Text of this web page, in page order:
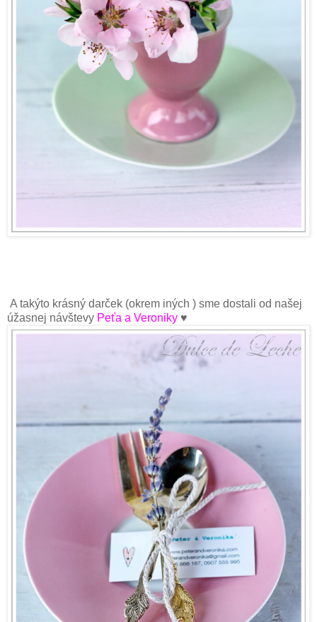
A takýto krásný darček (okrem iných ) sme dostali od našej
úžasnej návštevy Peťa a Veroniky ♥